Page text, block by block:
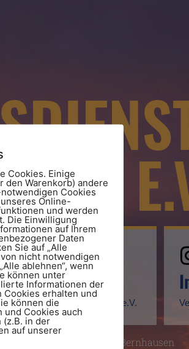
Facebook
Verkehrsdienst Württemberg e.V.
53 - 70794 Filderstadt-Bernhausen
Cookies. Einige
den Warenkorb) andere
Cookies
Online-
und werden
Die Einwilligung
auf Ihrem
Daten
Sie auf „Alle
nicht notwendigen
ablehnen“, wenn
können unter
Informationen der
erhalten und
können die
Cookies auch
(z.B. in der
auf unserer